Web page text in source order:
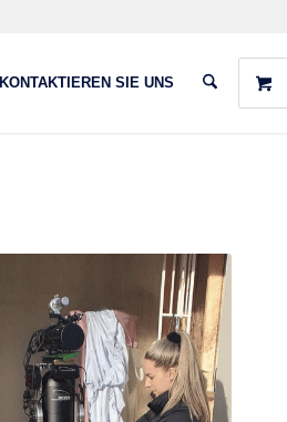
KONTAKTIEREN SIE UNS